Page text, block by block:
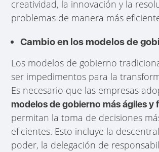
creatividad, la innovación y la
problemas de manera más
Cambio en los modelos de
Los modelos de gobierno
ser impedimentos para la
Es necesario que las empresas
modelos de gobierno más ágiles y
permitan la toma de decisiones
eficientes. Esto incluye la
poder, la delegación de